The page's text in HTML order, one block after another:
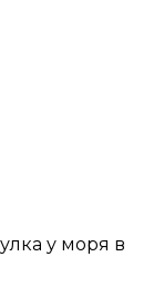
у моря в